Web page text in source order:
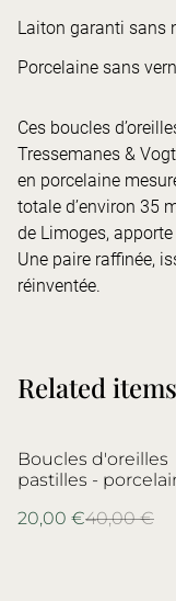
Laiton garanti sans
Porcelaine sans
Ces boucles
Tressemanes &
en porcelaine
totale d’environ 35
de Limoges,
Une paire raffinée,
réinventée.
Related items
%
Boucles d'oreilles
pastilles - porcelaine et
Limoges
20,00 €40,00 €